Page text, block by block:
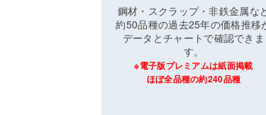
鋼材・スクラップ・非鉄金属な
約50品種の過去25年の価格推移
データとチャートで確認できま
す。
※電子版プレミアムは紙面掲載
ほぼ全品種の約240品種